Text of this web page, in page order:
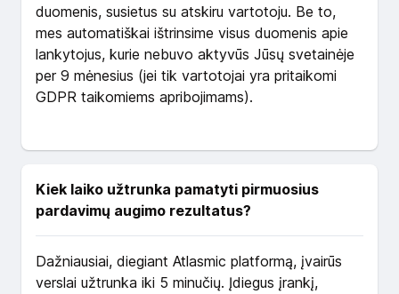
duomenis, susietus su atskiru vartotoju. Be to,
mes automatiškai ištrinsime visus duomenis apie
lankytojus, kurie nebuvo aktyvūs Jūsų svetainėje
per 9 mėnesius (jei tik vartotojai yra pritaikomi
GDPR taikomiems apribojimams).
Kiek laiko užtrunka pamatyti pirmuosius
pardavimų augimo rezultatus?
Dažniausiai, diegiant Atlasmic platformą, įvairūs
verslai užtrunka iki 5 minučių. Įdiegus įrankį,